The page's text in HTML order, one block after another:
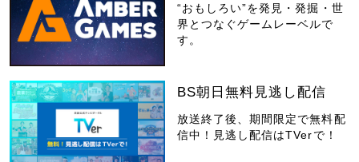
“おもしろい”を発見・発掘・世
界とつなぐゲームレーベルで
す。
BS朝日無料見逃し配信
放送終了後、期間限定で無料配
信中！見逃し配信はTVerで！